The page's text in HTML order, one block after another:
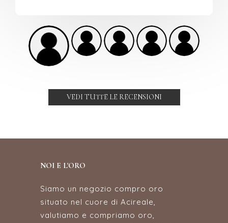
VEDI TUTTE LE RECENSIONI
NOI E L'ORO
Siamo un negozio compro oro
situato nel cuore di Acireale,
valutiamo e compriamo oro,